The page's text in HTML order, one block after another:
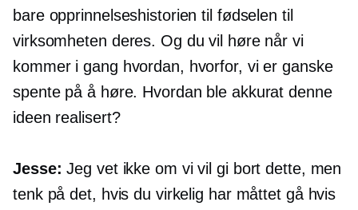
bare opprinnelseshistorien til fødselen til
virksomheten deres. Og du vil høre når vi
kommer i gang hvordan, hvorfor, vi er ganske
spente på å høre. Hvordan ble akkurat denne
ideen realisert?
Jesse: Jeg vet ikke om vi vil gi bort dette, men
tenk på det, hvis du virkelig har måttet gå hvis